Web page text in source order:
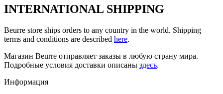
INTERNATIONAL SHIPPING
Beurre store ships orders to any country in the world. Shipping
terms and conditions are described here.
Магазин Beurre отправляет заказы в любую страну мира.
Подробные условия доставки описаны здесь.
Информация